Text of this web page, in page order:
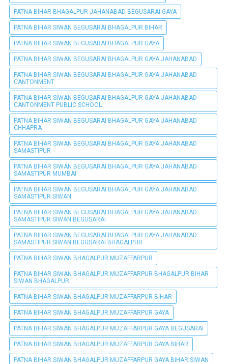
PATNA BIHAR BHAGALPUR JAHANABAD BEGUSARAI GAYA
PATNA BIHAR SIWAN BEGUSARAI BHAGALPUR BIHAR
PATNA BIHAR SIWAN BEGUSARAI BHAGALPUR GAYA
PATNA BIHAR SIWAN BEGUSARAI BHAGALPUR GAYA JAHANABAD
PATNA BIHAR SIWAN BEGUSARAI BHAGALPUR GAYA JAHANABAD
CANTONMENT
PATNA BIHAR SIWAN BEGUSARAI BHAGALPUR GAYA JAHANABAD
CANTONMENT PUBLIC SCHOOL
PATNA BIHAR SIWAN BEGUSARAI BHAGALPUR GAYA JAHANABAD
CHHAPRA
PATNA BIHAR SIWAN BEGUSARAI BHAGALPUR GAYA JAHANABAD
SAMASTIPUR
PATNA BIHAR SIWAN BEGUSARAI BHAGALPUR GAYA JAHANABAD
SAMASTIPUR MUMBAI
PATNA BIHAR SIWAN BEGUSARAI BHAGALPUR GAYA JAHANABAD
SAMASTIPUR SIWAN
PATNA BIHAR SIWAN BEGUSARAI BHAGALPUR GAYA JAHANABAD
SAMASTIPUR SIWAN BEGUSARAI
PATNA BIHAR SIWAN BEGUSARAI BHAGALPUR GAYA JAHANABAD
SAMASTIPUR SIWAN BEGUSARAI BHAGALPUR
PATNA BIHAR SIWAN BHAGALPUR MUZAFFARPUR
PATNA BIHAR SIWAN BHAGALPUR MUZAFFARPUR BHAGALPUR BIHAR
SIWAN BHAGALPUR
PATNA BIHAR SIWAN BHAGALPUR MUZAFFARPUR BIHAR
PATNA BIHAR SIWAN BHAGALPUR MUZAFFARPUR GAYA
PATNA BIHAR SIWAN BHAGALPUR MUZAFFARPUR GAYA BEGUSARAI
PATNA BIHAR SIWAN BHAGALPUR MUZAFFARPUR GAYA BIHAR
PATNA BIHAR SIWAN BHAGALPUR MUZAFFARPUR GAYA BIHAR SIWAN